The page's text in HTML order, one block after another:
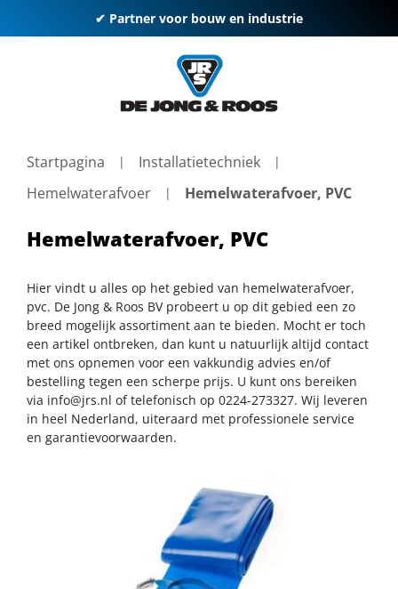
✔ Partner voor bouw en industrie
Startpagina
Installatietechniek
Hemelwaterafvoer
Hemelwaterafvoer, PVC
Hemelwaterafvoer, PVC
Hier vindt u alles op het gebied van hemelwaterafvoer,
pvc. De Jong & Roos BV probeert u op dit gebied een zo
breed mogelijk assortiment aan te bieden. Mocht er toch
een artikel ontbreken, dan kunt u natuurlijk altijd contact
met ons opnemen voor een vakkundig advies en/of
bestelling tegen een scherpe prijs. U kunt ons bereiken
via info@jrs.nl of telefonisch op 0224-273327. Wij leveren
in heel Nederland, uiteraard met professionele service
en garantievoorwaarden.